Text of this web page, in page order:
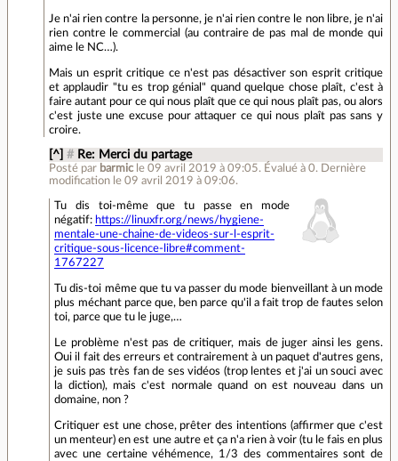
Je n'ai rien contre la personne, je n'ai rien contre le non libre, je n'ai
rien contre le commercial (au contraire de pas mal de monde qui
aime le NC…).
Mais un esprit critique ce n'est pas désactiver son esprit critique
et applaudir "tu es trop génial" quand quelque chose plaît, c'est à
faire autant pour ce qui nous plaît que ce qui nous plaît pas, ou alors
c'est juste une excuse pour attaquer ce qui nous plaît pas sans y
croire.
[^] # Re: Merci du partage
Posté par barmic le 09 avril 2019 à 09:05. Évalué à0. Dernière
modification le 09 avril 2019 à 09:06.
Tu dis toi-même que tu passe en mode
négatif: https://linuxfr.org/news/hygiene-
mentale-une-chaine-de-videos-sur-l-esprit-
critique-sous-licence-libre#comment-
1767227
Tu dis-toi même que tu va passer du mode bienveillant à un mode
plus méchant parce que, ben parce qu'il a fait trop de fautes selon
toi, parce que tu le juge,…
Le problème n'est pas de critiquer, mais de juger ainsi les gens.
Oui il fait des erreurs et contrairement à un paquet d'autres gens,
je suis pas très fan de ses vidéos (trop lentes et j'ai un souci avec
la diction), mais c'est normale quand on est nouveau dans un
domaine, non ?
Critiquer est une chose, prêter des intentions (affirmer que c'est
un menteur) en est une autre et ça n'a rien à voir (tu le fais en plus
avec une certaine véhémence, 1/3 des commentaires sont de